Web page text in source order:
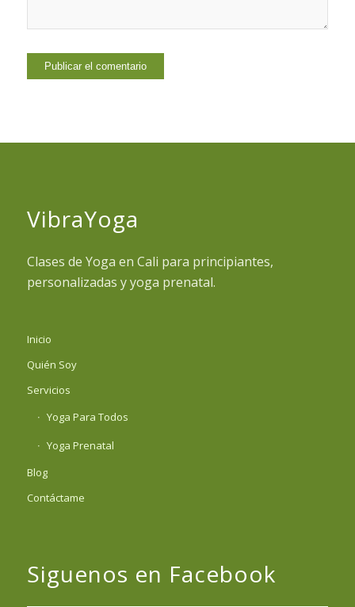
VibraYoga
Clases de Yoga en Cali para principiantes,
personalizadas y yoga prenatal.
Inicio
Quién Soy
Servicios
Yoga Para Todos
Yoga Prenatal
Blog
Contáctame
Siguenos en Facebook